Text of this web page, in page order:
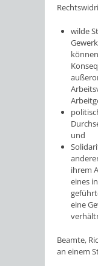
wilde
und
ihrem
eines
eine
Beamte,
an einem